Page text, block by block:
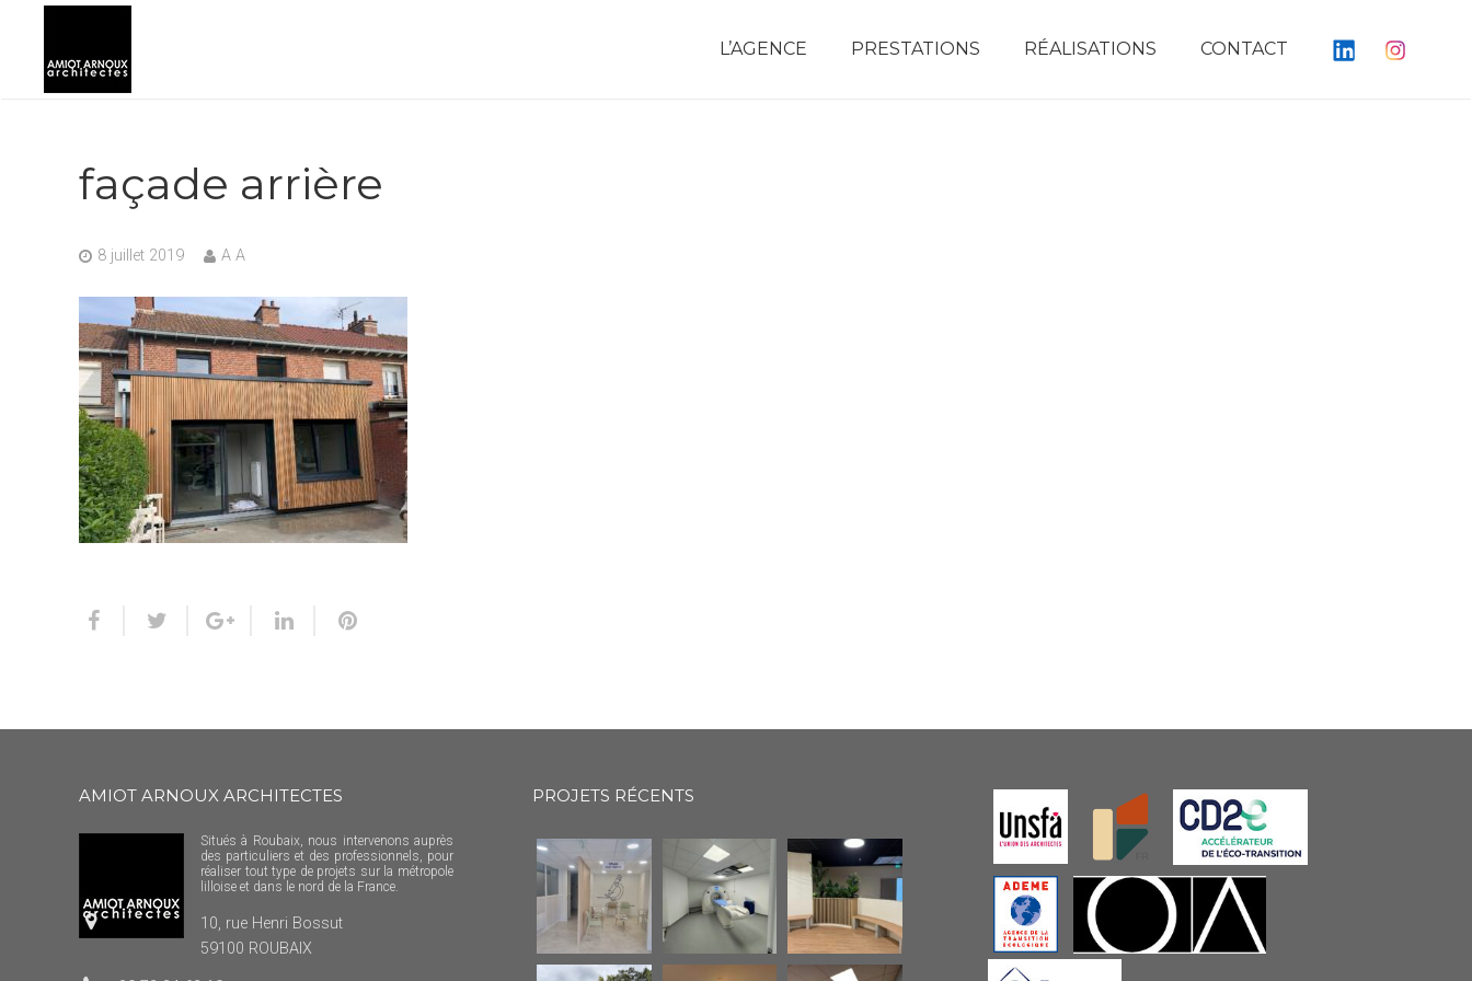
L’AGENCE PRESTATIONS RÉALISATIONS CONTACT
façade arrière
8 juillet 2019 A A
AMIOT ARNOUX ARCHITECTES
Situés à Roubaix, nous intervenons auprès
des particuliers et des professionnels, pour
réaliser tout type de projets sur la métropole
lilloise et dans le nord de la France.
10, rue Henri Bossut
59100 ROUBAIX
PROJETS RÉCENTS